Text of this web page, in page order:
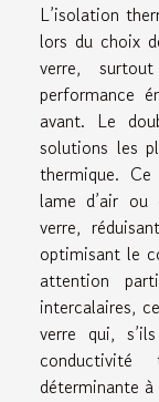
L’isolation
lors du choix
verre,
performance
avant. Le
solutions les
thermique.
lame d’air
verre,
optimisant le
attention
intercalaires,
verre qui,
conductivité
déterminante